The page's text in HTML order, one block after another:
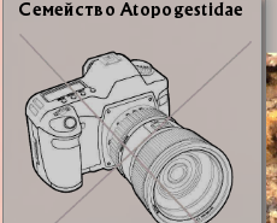
Се­мей­ство Atopogestidae